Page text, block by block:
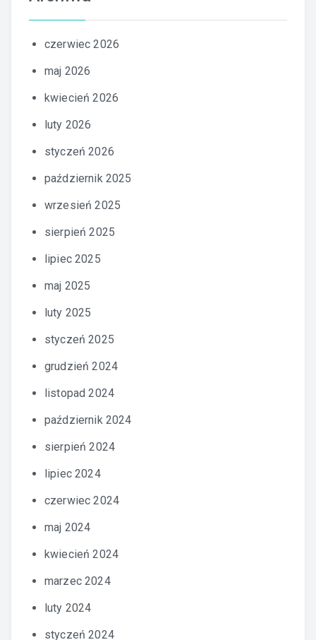
czerwiec 2026
maj 2026
kwiecień 2026
luty 2026
styczeń 2026
październik 2025
wrzesień 2025
sierpień 2025
lipiec 2025
maj 2025
luty 2025
styczeń 2025
grudzień 2024
listopad 2024
październik 2024
sierpień 2024
lipiec 2024
czerwiec 2024
maj 2024
kwiecień 2024
marzec 2024
luty 2024
styczeń 2024